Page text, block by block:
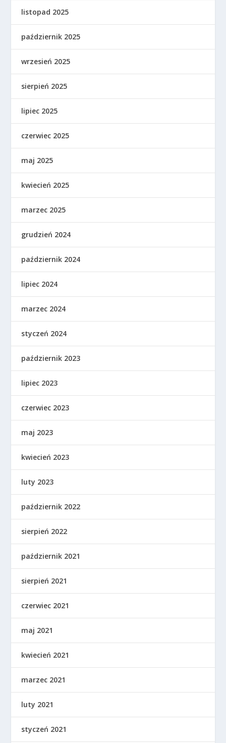
listopad 2025
październik 2025
wrzesień 2025
sierpień 2025
lipiec 2025
czerwiec 2025
maj 2025
kwiecień 2025
marzec 2025
grudzień 2024
październik 2024
lipiec 2024
marzec 2024
styczeń 2024
październik 2023
lipiec 2023
czerwiec 2023
maj 2023
kwiecień 2023
luty 2023
październik 2022
sierpień 2022
październik 2021
sierpień 2021
czerwiec 2021
maj 2021
kwiecień 2021
marzec 2021
luty 2021
styczeń 2021